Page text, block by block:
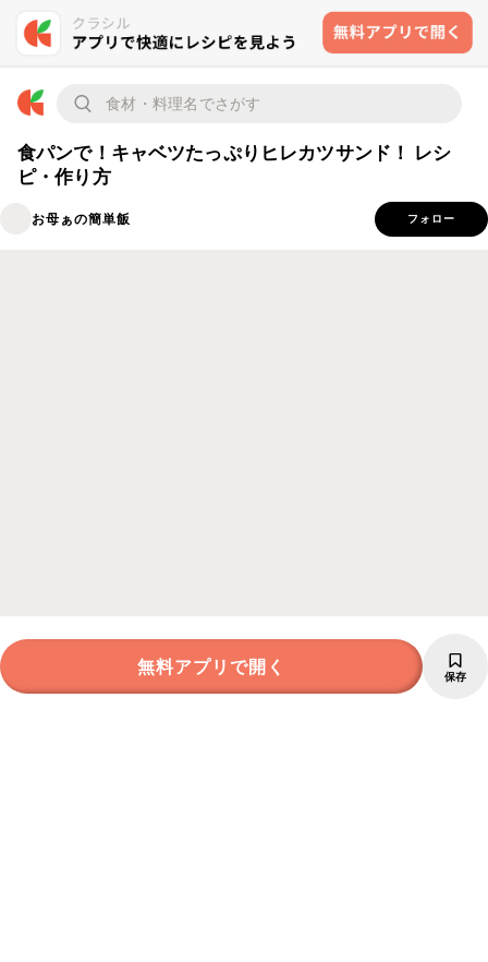
食パンで！キャベツたっぷりヒレカツサンド！ レシ
ピ・作り方
お母ぁの簡単飯 フォロー
無料アプリで開く 保存